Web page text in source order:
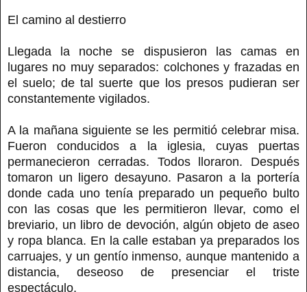
El camino al destierro
Llegada la noche se dispusieron las camas en
lugares no muy separados: colchones y frazadas en
el suelo; de tal suerte que los presos pudieran ser
constantemente vigilados.
A la mañana siguiente se les permitió celebrar misa.
Fueron conducidos a la iglesia, cuyas puertas
permanecieron cerradas. Todos lloraron. Después
tomaron un ligero desayuno. Pasaron a la portería
donde cada uno tenía preparado un pequeño bulto
con las cosas que les permitieron llevar, como el
breviario, un libro de devoción, algún objeto de aseo
y ropa blanca. En la calle estaban ya preparados los
carruajes, y un gentío inmenso, aunque mantenido a
distancia, deseoso de presenciar el triste
espectáculo.